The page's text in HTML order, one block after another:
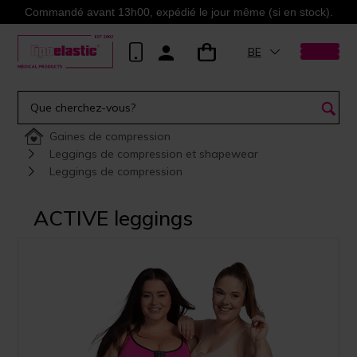
Commandé avant 13h00, expédié le jour même (si en stock).
BE
Gaines de compression
Leggings de compression et shapewear
Leggings de compression
ACTIVE leggings